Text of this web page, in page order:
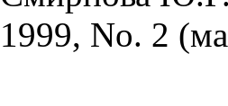
1999, No. 2